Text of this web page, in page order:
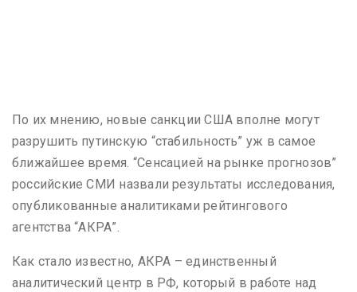
По их мнению, новые санкции США вполне могут
разрушить путинскую “стабильность” уж в самое
ближайшее время. “Сенсацией на рынке прогнозов”
российские СМИ назвали результаты исследования,
опубликованные аналитиками рейтингового
агентства “АКРА”.
Как стало известно, АКРА – единственный
аналитический центр в РФ, который в работе над